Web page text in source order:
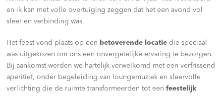
en ik kan met volle overtuiging zeggen dat het een avond vol
sfeer en verbinding was.
Het feest vond plaats op een betoverende locatie die speciaal
was uitgekozen om ons een onvergetelijke ervaring te bezorgen.
Bij aankomst werden we hartelijk verwelkomd met een verfrissend
aperitief, onder begeleiding van loungemuziek en sfeervolle
verlichting die de ruimte transformeerden tot eenfeestelijk